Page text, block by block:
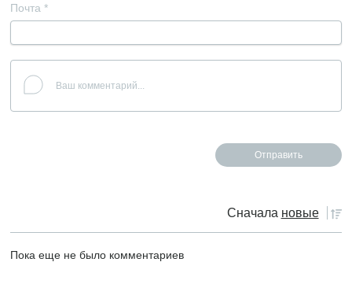
Почта *
Сначала новые
Пока еще не было комментариев